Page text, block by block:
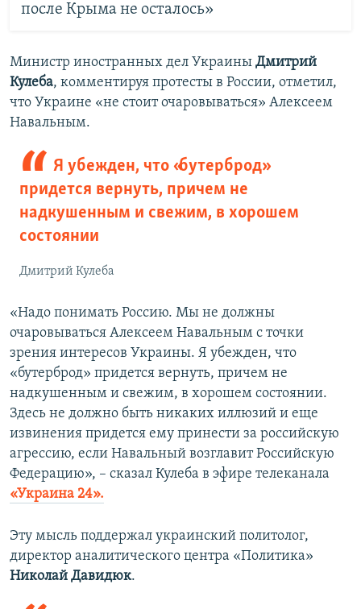
после Крыма не осталось»
Министр иностранных дел Украины Дмитрий
Кулеба, комментируя протесты в России, отметил,
что Украине «не стоит очаровываться» Алексеем
Навальным.
Я убежден, что «бутерброд»
придется вернуть, причем не
надкушенным и свежим, в хорошем
состоянии
Дмитрий Кулеба
«Надо понимать Россию. Мы не должны
очаровываться Алексеем Навальным с точки
зрения интересов Украины. Я убежден, что
«бутерброд» придется вернуть, причем не
надкушенным и свежим, в хорошем состоянии.
Здесь не должно быть никаких иллюзий и еще
извинения придется ему принести за российскую
агрессию, если Навальный возглавит Российскую
Федерацию», – сказал Кулеба в эфире телеканала
«Украина 24».
Эту мысль поддержал украинский политолог,
директор аналитического центра «Политика»
Николай Давидюк.